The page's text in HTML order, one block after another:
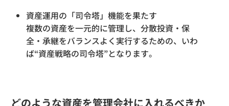
資産運用の「司令塔」機能を果たす
複数の資産を一元的に管理し、分散投資・保
全・承継をバランスよく実行するための、いわ
ば“資産戦略の司令塔”となります。
どのような資産を管理会社に入れるべきか